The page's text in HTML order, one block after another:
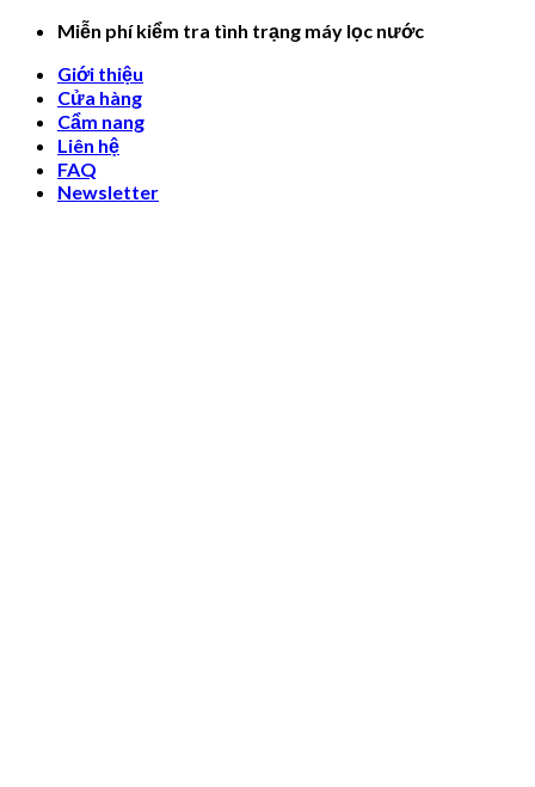
Skip
content
Miễn phí kiểm tra tình trạng máy lọc nước
Giới thiệu
Cửa hàng
Cẩm nang
Liên hệ
FAQ
Newsletter